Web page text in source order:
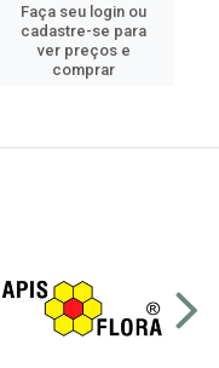
Faça seu login ou
cadastre-se para
ver preços e
comprar